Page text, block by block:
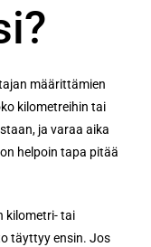
määrittämien
kilometreihin tai
ja varaa aika
helpoin tapa pitää
kilometri- tai
täyttyy ensin. Jos